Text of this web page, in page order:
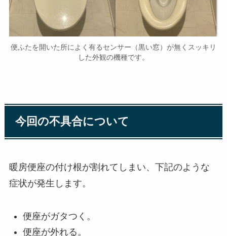
便ふたを開いた所によく有るセンサー（黒い窓）が無くスッキリ
した外観の機種です。
今回の不具合について
暖房便座の付け根が割れてしまい、下記のような
症状が発生します。
便座がガタつく。
便座が外れる。